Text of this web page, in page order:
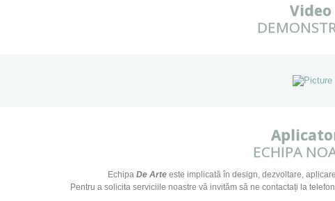
Video
ECHIPA
Echipa De Arteeste implicată în design, dezvoltare,
​Pentru a solicita serviciile noastre vă invităm să ne contactați la